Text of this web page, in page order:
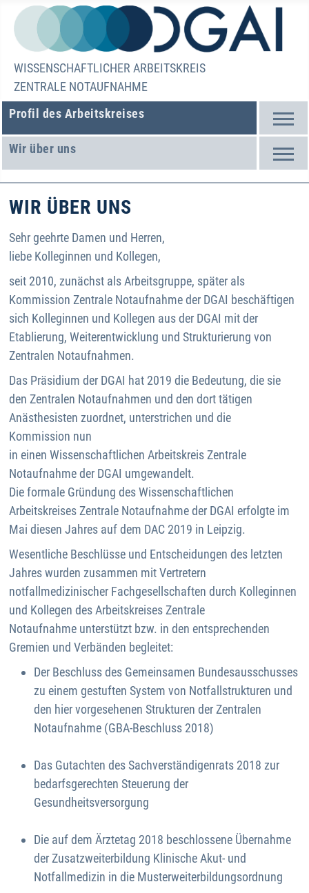
WISSENSCHAFTLICHER ARBEITSKREIS
ZENTRALE NOTAUFNAHME
Profil des Arbeitskreises
Wir über uns
WIR ÜBER UNS
Sehr geehrte Damen und Herren,
liebe Kolleginnen und Kollegen,
seit 2010, zunächst als Arbeitsgruppe, später als
Kommission Zentrale Notaufnahme der DGAI beschäftigen
sich Kolleginnen und Kollegen aus der DGAI mit der
Etablierung, Weiterentwicklung und Strukturierung von
Zentralen Notaufnahmen.
Das Präsidium der DGAI hat 2019 die Bedeutung, die sie
den Zentralen Notaufnahmen und den dort tätigen
Anästhesisten zuordnet, unterstrichen und die
Kommission nun
in einen Wissenschaftlichen Arbeitskreis Zentrale
Notaufnahme der DGAI umgewandelt.
Die formale Gründung des Wissenschaftlichen
Arbeitskreises Zentrale Notaufnahme der DGAI erfolgte im
Mai diesen Jahres auf dem DAC 2019 in Leipzig.
Wesentliche Beschlüsse und Entscheidungen des letzten
Jahres wurden zusammen mit Vertretern
notfallmedizinischer Fachgesellschaften durch Kolleginnen
und Kollegen des Arbeitskreises Zentrale
Notaufnahme unterstützt bzw. in den entsprechenden
Gremien und Verbänden begleitet:
Der Beschluss des Gemeinsamen Bundesausschusses
zu einem gestuften System von Notfallstrukturen und
den hier vorgesehenen Strukturen der Zentralen
Notaufnahme (GBA-Beschluss 2018)
Das Gutachten des Sachverständigenrats 2018 zur
bedarfsgerechten Steuerung der
Gesundheitsversorgung
Die auf dem Ärztetag 2018 beschlossene Übernahme
der Zusatzweiterbildung Klinische Akut- und
Notfallmedizin in die Musterweiterbildungsordnung